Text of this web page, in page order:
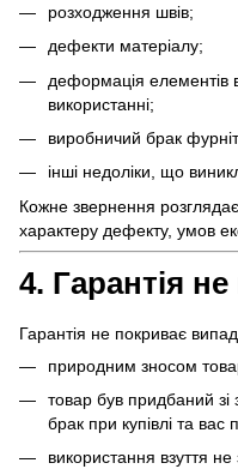
розходження швів;
дефекти матеріалу;
деформація елементів
використанні;
виробничий брак
інші недоліки, що
Кожне звернення
характеру дефекту, умов
4. Гарантія
Гарантія не покриває
природним зносом
товар був придбаний
брак при купівлі та
використання взуття